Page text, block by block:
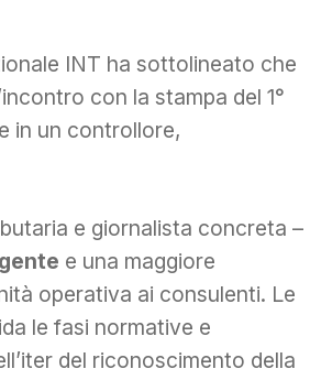
INT ha sottolineato che
con la stampa del 1°
in un controllore,
e giornalista concreta –
e una maggiore
operativa ai consulenti. Le
le fasi normative e
del riconoscimento della